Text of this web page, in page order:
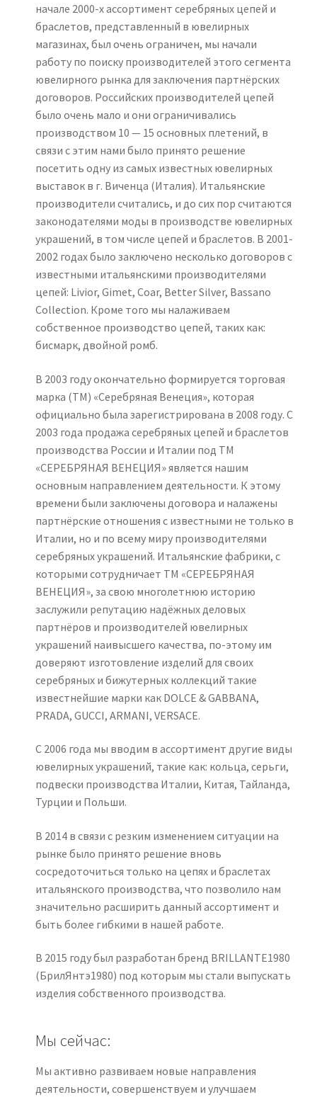
начале 2000-х ассортимент серебряных цепей и
браслетов, представленный в ювелирных
магазинах, был очень ограничен, мы начали
работу по поиску производителей этого сегмента
ювелирного рынка для заключения партнёрских
договоров. Российских производителей цепей
было очень мало и они ограничивались
производством 10 — 15 основных плетений, в
связи с этим нами было принято решение
посетить одну из самых известных ювелирных
выставок в г. Виченца (Италия). Итальянские
производители считались, и до сих пор считаются
законодателями моды в производстве ювелирных
украшений, в том числе цепей и браслетов. В 2001-
2002 годах было заключено несколько договоров с
известными итальянскими производителями
цепей: Livior, Gimet, Coar, Better Silver, Bassano
Collection. Кроме того мы налаживаем
собственное производство цепей, таких как:
бисмарк, двойной ромб.
В 2003 году окончательно формируется торговая
марка (ТМ) «Серебряная Венеция», которая
официально была зарегистрирована в 2008 году. С
2003 года продажа серебряных цепей и браслетов
производства России и Италии под ТМ
«СЕРЕБРЯНАЯ ВЕНЕЦИЯ» является нашим
основным направлением деятельности. К этому
времени были заключены договора и налажены
партнёрские отношения с известными не только в
Италии, но и по всему миру производителями
серебряных украшений. Итальянские фабрики, с
которыми сотрудничает ТМ «СЕРЕБРЯНАЯ
ВЕНЕЦИЯ», за свою многолетнюю историю
заслужили репутацию надёжных деловых
партнёров и производителей ювелирных
украшений наивысшего качества, по-этому им
доверяют изготовление изделий для своих
серебряных и бижутерных коллекций такие
известнейшие марки как DOLCE & GABBANA,
PRADA, GUCCI, ARMANI, VERSACE.
С 2006 года мы вводим в ассортимент другие виды
ювелирных украшений, такие как: кольца, серьги,
подвески производства Италии, Китая, Тайланда,
Турции и Польши.
В 2014 в связи с резким изменением ситуации на
рынке было принято решение вновь
сосредоточиться только на цепях и браслетах
итальянского производства, что позволило нам
значительно расширить данный ассортимент и
быть более гибкими в нашей работе.
В 2015 году был разработан бренд BRILLANTE1980
(БрилЯнтэ1980) под которым мы стали выпускать
изделия собственного производства.
Мы сейчас:
Мы активно развиваем новые направления
деятельности, совершенствуем и улучшаем